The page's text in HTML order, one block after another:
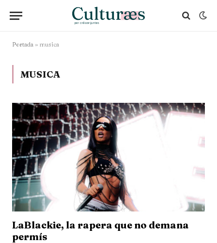
Portada » musica
MUSICA
LaBlackie, la rapera que no demana
permís